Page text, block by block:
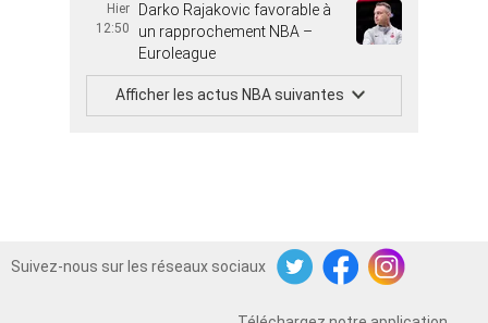
Hier
12:50
Darko Rajakovic favorable à
un rapprochement NBA –
Euroleague
Afficher les actus NBA suivantes
Suivez-nous sur les réseaux sociaux
TwitterFacebookInstagram